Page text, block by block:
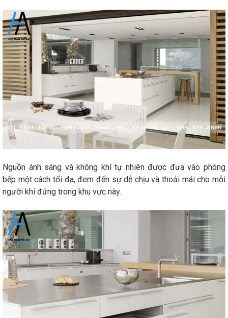
Nguồn ánh sáng và không khí tự nhiên được đưa vào phòng
bếp một cách tối đa, đem đến sự dễ chịu và thoải mái cho mỗi
người khi đứng trong khu vực này.